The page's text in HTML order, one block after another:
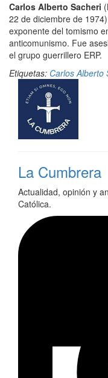
Carlos Alberto Sacheri
22 de diciembre de
exponente del tomismo
anticomunismo. Fue
el grupo guerrillero ERP.
Etiquetas: Carlos Alberto
La Cumbrera
Actualidad, opinión y
Católica.